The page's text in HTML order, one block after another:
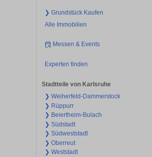
❯ Grundstück Kaufen
Alle Immobilien
Messen & Events
Experten finden
Stadtteile von Karlsruhe
❯ Weiherfeld-Dammerstock
❯ Rüppurr
❯ Beiertheim-Bulach
❯ Südstadt
❯ Südweststadt
❯ Oberreut
❯ Weststadt